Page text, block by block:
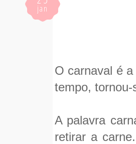
jan
O carnaval é
tempo, tornou-
A palavra
retirar a